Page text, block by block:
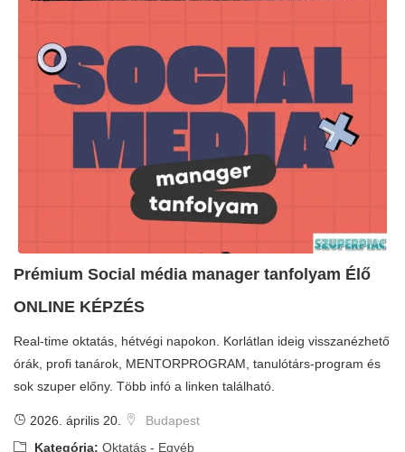
Prémium Social média manager tanfolyam Élő
ONLINE KÉPZÉS
Real-time oktatás, hétvégi napokon. Korlátlan ideig visszanézhető
órák, profi tanárok, MENTORPROGRAM, tanulótárs-program és
sok szuper előny. Több infó a linken található.
2026. április 20.
Budapest
Kategória: Oktatás - Egyéb